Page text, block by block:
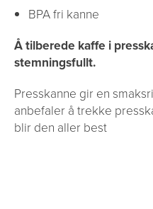
BPA fri kanne
Å tilberede kaffe i
stemningsfullt.
Presskanne gir en
anbefaler å trekke
blir den aller best